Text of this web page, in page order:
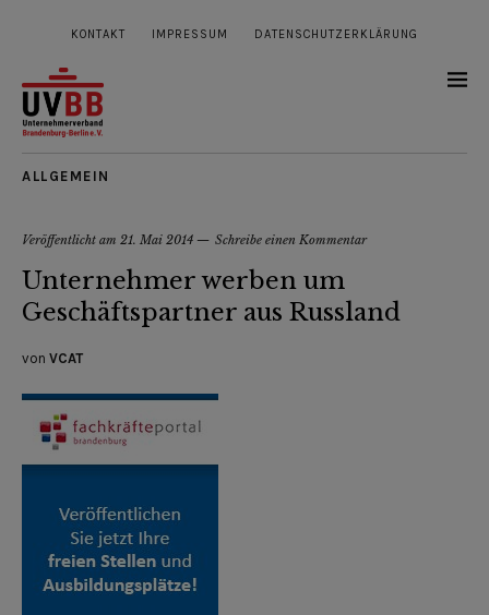
KONTAKT IMPRESSUM DATENSCHUTZERKLÄRUNG
ALLGEMEIN
Veröffentlicht am 21. Mai 2014 Schreibe einen Kommentar
Unternehmer werben um
Geschäftspartner aus Russland
von VCAT